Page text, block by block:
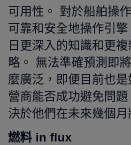
可用性。 對於船舶操
可靠和安全地操作引
日更深入的知識和更
略。 無法準確預測即
麼廣泛，即便目前也
營商能否成功避免問
決於他們在未來幾個月
燃料 in flux